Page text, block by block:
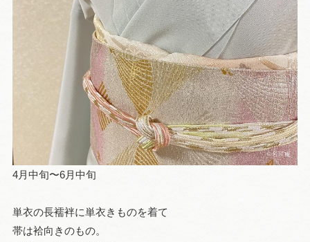
4月中旬〜6月中旬
単衣の長襦袢に単衣きものを着て
帯は袷向きのもの。